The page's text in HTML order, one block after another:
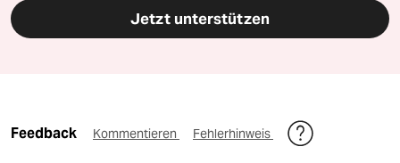
Jetzt unterstützen
Feedback Kommentieren Fehlerhinweis